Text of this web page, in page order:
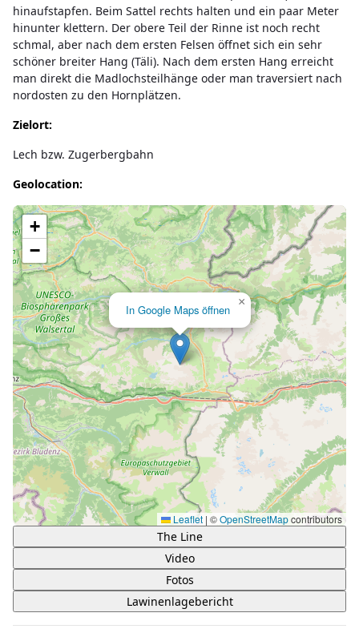
hinaufstapfen. Beim Sattel rechts halten und ein paar Meter
hinunter klettern. Der obere Teil der Rinne ist noch recht
schmal, aber nach dem ersten Felsen öffnet sich ein sehr
schöner breiter Hang (Täli). Nach dem ersten Hang erreicht
man direkt die Madlochsteilhänge oder man traversiert nach
nordosten zu den Hornplätzen.
Zielort:
Lech bzw. Zugerbergbahn
Geolocation:
Lade Karte...
In Google Maps öffnen
×
+
−
Leaflet | ©OpenStreetMapcontributors
The Line
Video
Fotos
Lawinenlagebericht